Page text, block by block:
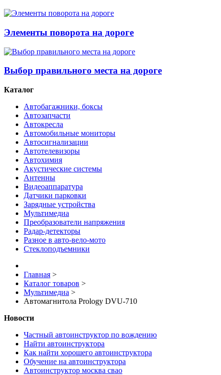
Элементы поворота на дороге
Выбор правильного места на дороге
Каталог
Автобагажники, боксы
Автозапчасти
Автокресла
Автомобильные мониторы
Автосигнализации
Автотелевизоры
Автохимия
Акустические системы
Антенны
Видеоаппаратура
Датчики парковки
Зарядные устройства
Мультимедиа
Преобразователи напряжения
Радар-детекторы
Разное в авто-вело-мото
Стеклоподъемники
Главная >
Каталог товаров >
Мультимедиа >
Автомагнитола Prology DVU-710
Новости
Частный автоинструктор по вождению
Найти автоинструктора
Как найти хорошего автоинструктора
Обучение на автоинструктора
Автоинструктор москва свао